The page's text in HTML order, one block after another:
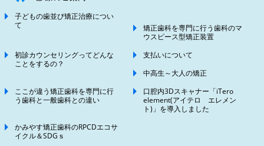
子どもの歯並び矯正治療につい
て
矯正歯科を専門に行う歯科のマ
ウスピース型矯正装置
初診カウンセリングってどんな
ことをするの？
支払いについて
中高生～大人の矯正
ここが違う矯正歯科を専門に行
う歯科と一般歯科との違い
口腔内3Dスキャナー「iTero
element(アイテロ エレメン
ト)」を導入しました
かみやす矯正歯科のRPCDエコサ
イクル＆SDGｓ